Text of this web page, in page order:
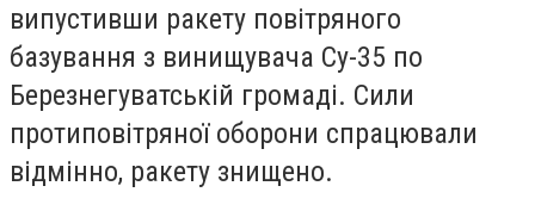
випустивши ракету повітряного
базування з винищувача Су-35 по
Березнегуватській громаді. Сили
протиповітряної оборони спрацювали
відмінно, ракету знищено.